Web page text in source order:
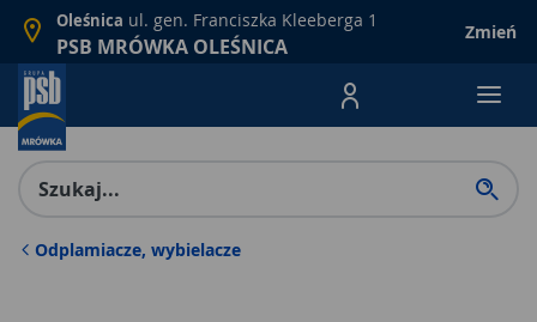
Oleśnica ul. gen. Franciszka Kleeberga 1
PSB MRÓWKA OLEŚNICA
Zmień
Menu Produktów,
Odplamiacze, wybielacze